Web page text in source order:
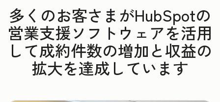
多くのお客さまがHubSpotの
営業支援ソフトウェアを活用
して成約件数の増加と収益の
拡大を達成しています